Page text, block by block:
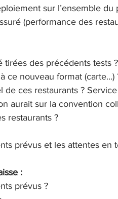
sur l’ensemble du
(performance des
des précédents tests ?
ce nouveau format (carte…)
ces restaurants ?
aurait sur la convention
restaurants ?
prévus et les attentes en
:
prévus ?